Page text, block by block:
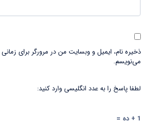
ذخیره نام، ایمیل و وبسایت من در مرورگر برای
می‌نویسم.
لطفا پاسخ را به عدد انگلیسی وارد کنید:
1 + ده =